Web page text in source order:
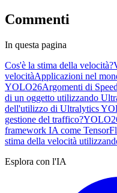
Commenti
In questa pagina
Cos'è la stima della velocità?
velocitàApplicazioni nel
YOLO26Argomenti di
di un oggetto utilizzando
dell'utilizzo di Ultralytics
gestione del traffico?
framework IA come
stima della velocità
Esplora con l'IA